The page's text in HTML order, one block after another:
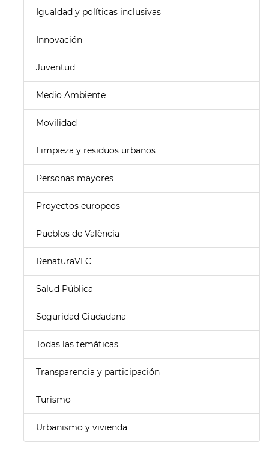
Igualdad y políticas inclusivas
Innovación
Juventud
Medio Ambiente
Movilidad
Limpieza y residuos urbanos
Personas mayores
Proyectos europeos
Pueblos de València
RenaturaVLC
Salud Pública
Seguridad Ciudadana
Todas las temáticas
Transparencia y participación
Turismo
Urbanismo y vivienda